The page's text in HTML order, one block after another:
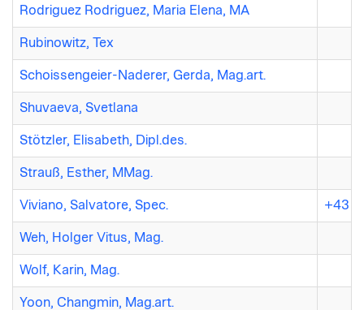
Rodriguez Rodriguez, Maria Elena, MA
Rubinowitz, Tex
Schoissengeier-Naderer, Gerda, Mag.art.
Shuvaeva, Svetlana
Stötzler, Elisabeth, Dipl.des.
Strauß, Esther, MMag.
Viviano, Salvatore, Spec. +43
Weh, Holger Vitus, Mag.
Wolf, Karin, Mag.
Yoon, Changmin, Mag.art.